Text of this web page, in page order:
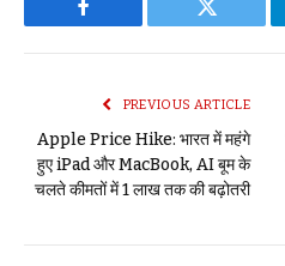
Facebook Twitter
PREVIOUS ARTICLE
Apple Price Hike: भारत में महंगे
हुए iPad और MacBook, AI बूम के
चलते कीमतों में ₹1 लाख तक की बढ़ोतरी